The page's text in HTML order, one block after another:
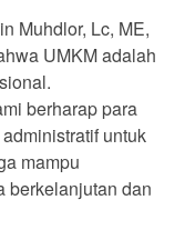
Muhdlor, Lc, ME,
UMKM adalah
berharap para
untuk
mampu
berkelanjutan dan